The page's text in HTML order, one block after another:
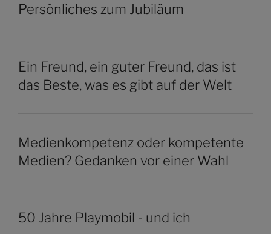
Persönliches zum Jubiläum
Ein Freund, ein guter Freund, das ist
das Beste, was es gibt auf der Welt
Medienkompetenz oder kompetente
Medien? Gedanken vor einer Wahl
50 Jahre Playmobil - und ich